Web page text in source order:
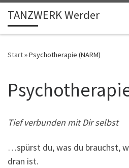
Zum Inhalt springen
TANZWERK Werder
Start»Psychotherapie (NARM)
Tief verbunden mit Dir selbst
…spürst du, was du brauchst,
dran ist.